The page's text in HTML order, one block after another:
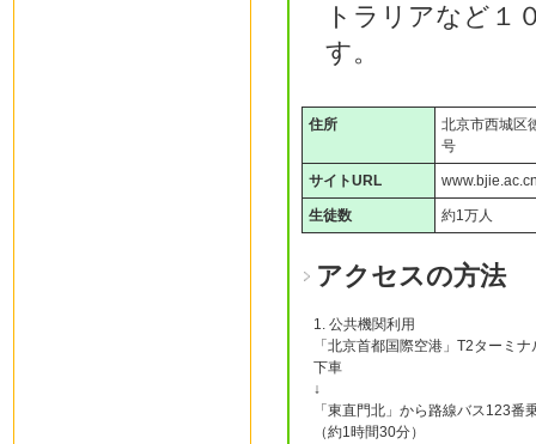
トラリアなど１
す。
住所
北京市西城区
号
サイトURL
生徒数 約1万人
アクセスの方法
1. 公共機関利用
「北京首都国際空港」T2ターミ
下車
↓
「東直門北」から路線バス123
（約1時間30分）